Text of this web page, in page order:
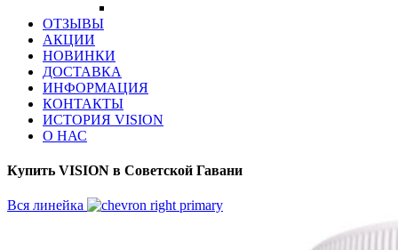
ОТЗЫВЫ
АКЦИИ
НОВИНКИ
ДОСТАВКА
ИНФОРМАЦИЯ
КОНТАКТЫ
ИСТОРИЯ VISION
О НАС
Купить VISION в Советской Гавани
Вся линейка